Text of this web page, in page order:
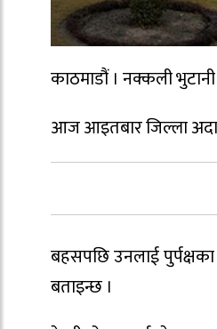
काठमाडौं । नक्कली
आज आइतबार जिल्ला
बहसपछि उनलाई
बताइन्छ ।